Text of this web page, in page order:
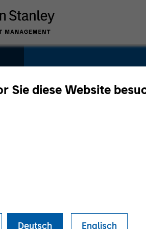
Sie diese Website
Deutsch Englisch
Technology